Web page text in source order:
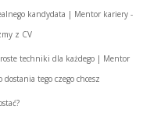
kandydata | Mentor kariery -
z CV
techniki dla każdego | Mentor
dostania tego czego chcesz